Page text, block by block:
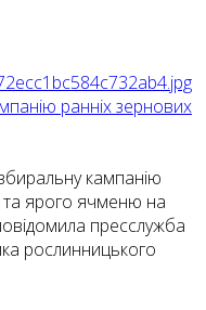
ранніх зернових
кампанію
ярого ячменю на
пресслужба
рослинницького